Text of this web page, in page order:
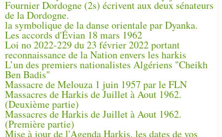
Fournier Dordogne (2s) écrivent aux deux sénateurs
de la Dordogne.
la symbolique de la danse orientale par Dyanka.
Les accords d'Évian 18 mars 1962
Loi no 2022-229 du 23 février 2022 portant
reconnaissance de la Nation envers les harkis
L’un des premiers nationalistes Algériens "Cheikh
Ben Badis"
Massacre de Melouza 1 juin 1957 par le FLN
Massacres de Harkis de Juillet à Aout 1962.
(Deuxième partie)
Massacres de Harkis de Juillet à Aout 1962.
(Première partie)
Mise à jour de l'Agenda Harkis, les dates de vos